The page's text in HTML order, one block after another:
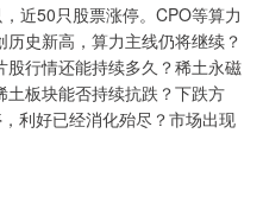
近50只股票涨停。CPO等算力
史新高，算力主线仍将继续？
行情还能持续多久？稀土永磁
板块能否持续抗跌？下跌方
利好已经消化殆尽？市场出现